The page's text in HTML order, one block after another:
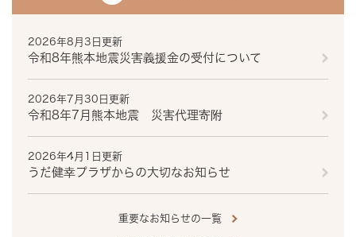
2026年8月3日更新
令和8年熊本地震災害義援金の受付について
2026年7月30日更新
令和8年7月熊本地震 災害代理寄附
2026年4月1日更新
うだ健幸プラザからの大切なお知らせ
重要なお知らせの一覧